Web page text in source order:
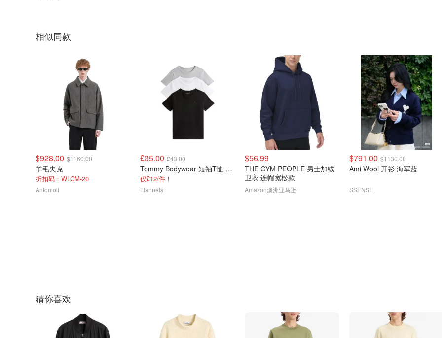
相似同款
$928.00 $1160.00
羊毛夹克
折扣码：WLCM-20
Antonioli
£35.00 £43.00
Tommy Bodywear 短袖T恤 3件装
仅£12/件！
Flannels
$56.99
THE GYM PEOPLE 男士加绒
卫衣 连帽宽松款
Amazon澳洲亚马逊
$791.00 $1130.00
Ami Wool 开衫 海军蓝
SSENSE
猜你喜欢